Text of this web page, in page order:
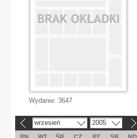
Wydanie: 3647
wrzesień 2005